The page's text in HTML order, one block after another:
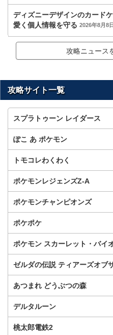
ディズニーデザインのカード
愛く個人情報を守る 2026年8月8
攻略ニュース
攻略サイト一覧
スプラトゥーン レイダース
ぽこ あ ポケモン
トモコレわくわく
ポケモンレジェンズZ-A
ポケモンチャンピオンズ
ポケポケ
ポケモン スカーレット・バイ
ゼルダの伝説 ティアーズオブ
あつまれ どうぶつの森
デルタルーン
桃太郎電鉄2